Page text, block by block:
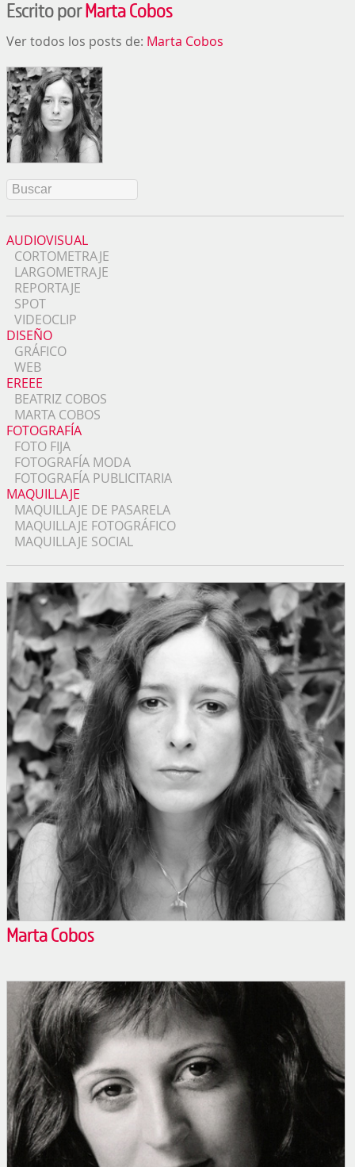
Escrito porMarta Cobos
Ver todos los posts de: Marta Cobos
AUDIOVISUAL
CORTOMETRAJE
LARGOMETRAJE
REPORTAJE
SPOT
VIDEOCLIP
DISEÑO
GRÁFICO
WEB
EREEE
BEATRIZ COBOS
MARTA COBOS
FOTOGRAFÍA
FOTO FIJA
FOTOGRAFÍA MODA
FOTOGRAFÍA PUBLICITARIA
MAQUILLAJE
MAQUILLAJE DE PASARELA
MAQUILLAJE FOTOGRÁFICO
MAQUILLAJE SOCIAL
Marta Cobos